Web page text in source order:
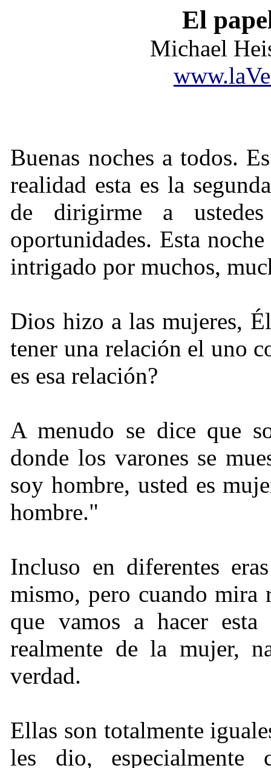
El
Michael
Buenas noches a todos.
realidad esta es la
de dirigirme a
oportunidades. Esta
intrigado por muchos,
Dios hizo a las mujeres,
tener una relación el uno
es esa relación?
A menudo se dice que
donde los varones se
soy hombre, usted es
hombre."
Incluso en diferentes
mismo, pero cuando mira
que vamos a hacer
realmente de la mujer,
verdad.
Ellas son totalmente
les dio, especialmente